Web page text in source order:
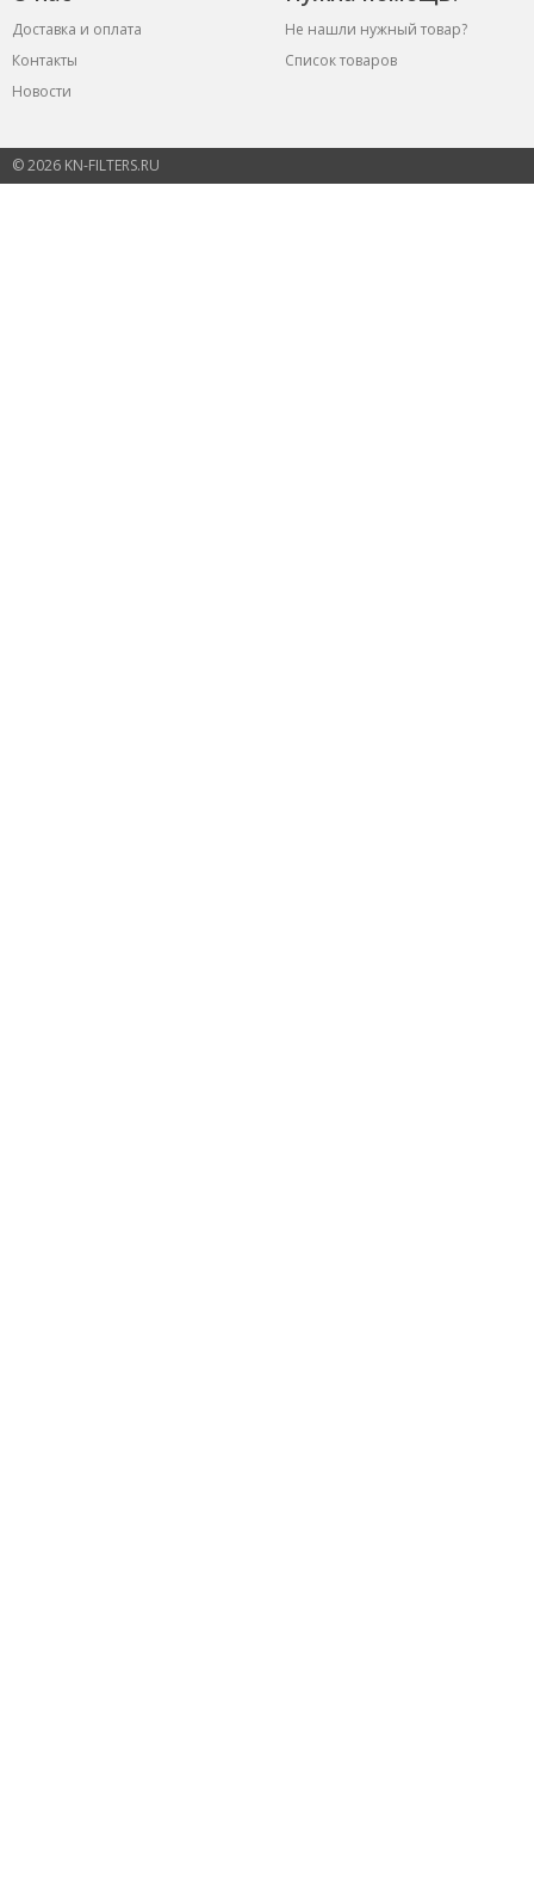
Доставка и оплата
Не нашли нужный товар?
Контакты
Список товаров
Новости
© 2026 KN-FILTERS.RU